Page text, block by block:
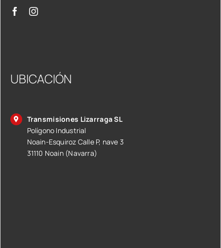
UBICACIÓN
Transmisiones Lizarraga SL
Polígono Industrial
Noain-Esquiroz Calle P, nave 3
31110 Noain (Navarra)